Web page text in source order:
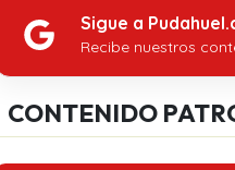
Sigue a
Recibe nuestros
CONTENIDO